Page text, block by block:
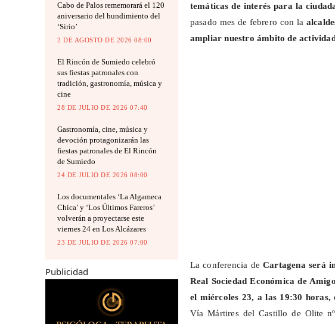
Cabo de Palos rememorará el 120
aniversario del hundimiento del
‘Sirio’
2 DE AGOSTO DE 2026 08:00
El Rincón de Sumiedo celebró
sus fiestas patronales con
tradición, gastronomía, música y
cine
28 DE JULIO DE 2026 07:40
Gastronomía, cine, música y
devoción protagonizarán las
fiestas patronales de El Rincón
de Sumiedo
24 DE JULIO DE 2026 08:00
Los documentales ‘La Algameca
Chica’ y ‘Los Últimos Fareros’
volverán a proyectarse este
viernes 24 en Los Alcázares
23 DE JULIO DE 2026 07:00
Publicidad
temáticas de interés para la
pasado mes de febrero con la
ampliar nuestro ámbito de
La conferencia deCartagena será
Real Sociedad Económica de
el miércoles 23, a las 19:30
Vía Mártires del Castillo de Olite